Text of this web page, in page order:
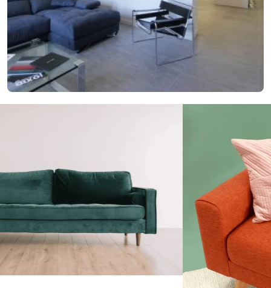
29. januára 2018
Nový nápad pre lepšie bývanie? Vyskúšajte
elegantné členenie interiéru
Nový nápad pre lepšie bývanie? Vyskúšajte elegantné členenie
interiéru